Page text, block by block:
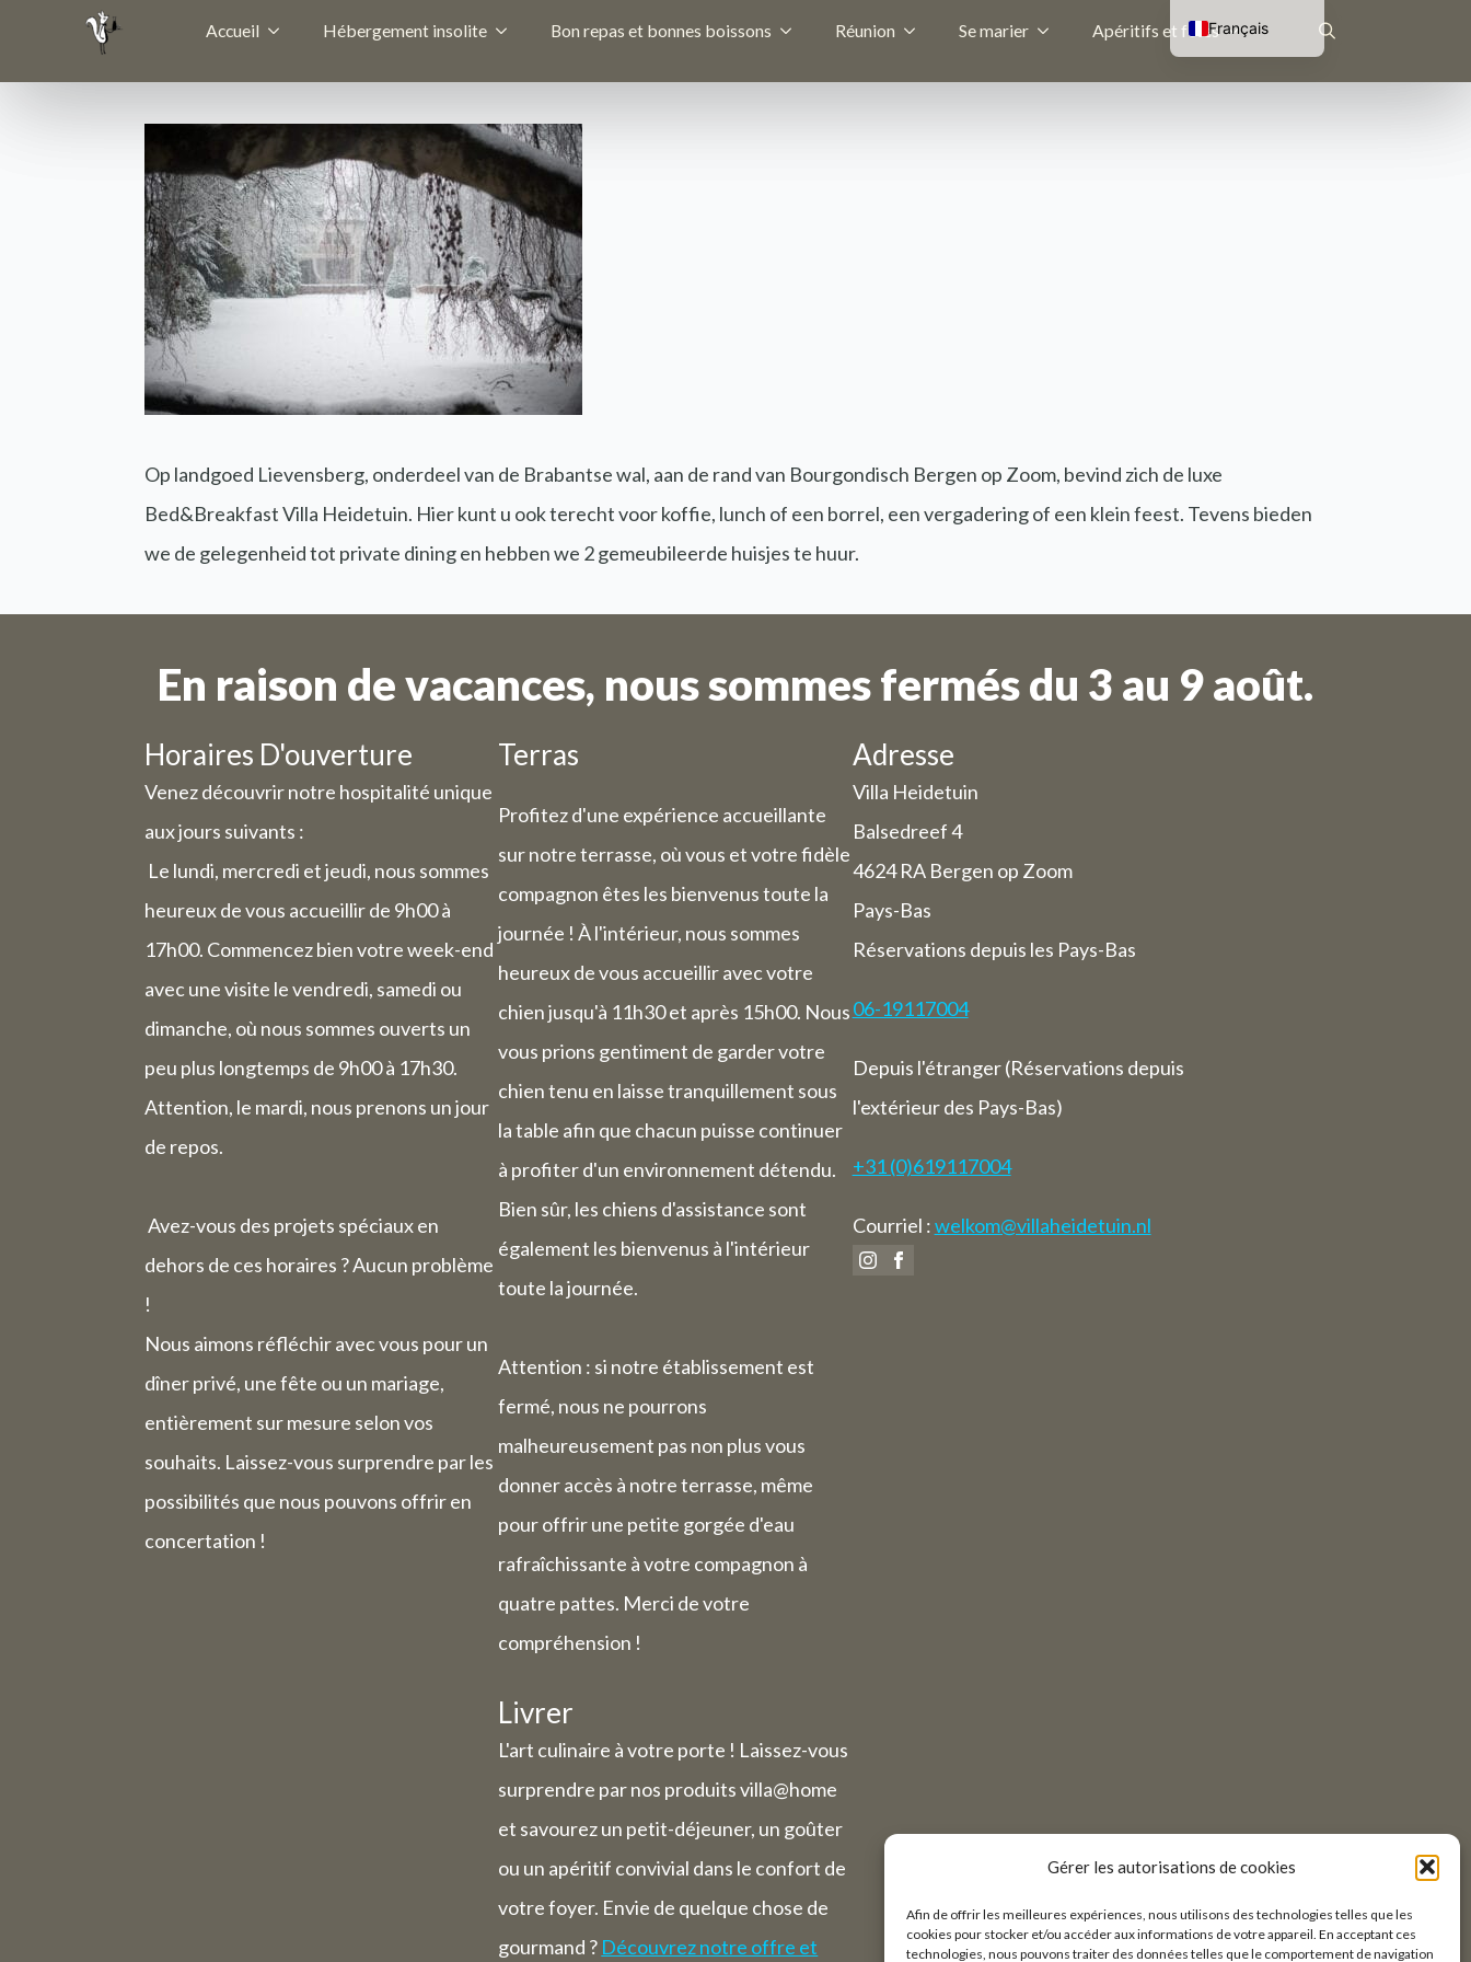
Gérer les autorisations de cookies
Afin de offrir les meilleures expériences, nous utilisons des technologies telles que les
cookies pour stocker et/ou accéder aux informations de votre appareil. En acceptant ces
technologies, nous pouvons traiter des données telles que le comportement de navigation
Accueil Hébergement insolite Bon repas et bonnes boissons Réunion Se marier Apéritifs et fêtes
Rechercher
Op landgoed Lievensberg, onderdeel van de Brabantse wal, aan de rand van Bourgondisch Bergen op Zoom, bevind zich de luxe
Bed&Breakfast Villa Heidetuin. Hier kunt u ook terecht voor koffie, lunch of een borrel, een vergadering of een klein feest. Tevens bieden
we de gelegenheid tot private dining en hebben we 2 gemeubileerde huisjes te huur.
En raison de vacances, nous sommes fermés du 3 au 9 août.
Horaires D'ouverture
Venez découvrir notre hospitalité unique
aux jours suivants :
Le lundi, mercredi et jeudi, nous sommes
heureux de vous accueillir de 9h00 à
17h00. Commencez bien votre week-end
avec une visite le vendredi, samedi ou
dimanche, où nous sommes ouverts un
peu plus longtemps de 9h00 à 17h30.
Attention, le mardi, nous prenons un jour
de repos.
Avez-vous des projets spéciaux en
dehors de ces horaires ? Aucun problème
!
Nous aimons réfléchir avec vous pour un
dîner privé, une fête ou un mariage,
entièrement sur mesure selon vos
souhaits. Laissez-vous surprendre par les
possibilités que nous pouvons offrir en
concertation !
Terras
Profitez d'une expérience accueillante
sur notre terrasse, où vous et votre fidèle
compagnon êtes les bienvenus toute la
journée ! À l'intérieur, nous sommes
heureux de vous accueillir avec votre
chien jusqu'à 11h30 et après 15h00. Nous
vous prions gentiment de garder votre
chien tenu en laisse tranquillement sous
la table afin que chacun puisse continuer
à profiter d'un environnement détendu.
Bien sûr, les chiens d'assistance sont
également les bienvenus à l'intérieur
toute la journée.
Attention : si notre établissement est
fermé, nous ne pourrons
malheureusement pas non plus vous
donner accès à notre terrasse, même
pour offrir une petite gorgée d'eau
rafraîchissante à votre compagnon à
quatre pattes. Merci de votre
compréhension !
Livrer
L'art culinaire à votre porte ! Laissez-vous
surprendre par nos produits villa@home
et savourez un petit-déjeuner, un goûter
ou un apéritif convivial dans le confort de
votre foyer. Envie de quelque chose de
gourmand ? Découvrez notre offre et
Adresse
Villa Heidetuin
Balsedreef 4
4624 RA Bergen op Zoom
Pays-Bas
Réservations depuis les Pays-Bas
06-19117004
Depuis l'étranger (Réservations depuis
l'extérieur des Pays-Bas)
+31 (0)619117004
Courriel :welkom@villaheidetuin.nl
Français
Nederlands